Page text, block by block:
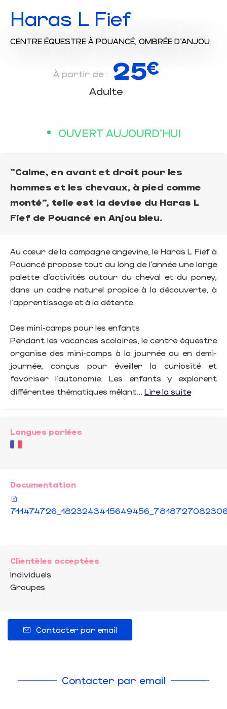
Haras L Fief
CENTRE ÉQUESTRE À POUANCÉ, OMBRÉE D'ANJOU
À partir de : 25€
Adulte
OUVERT AUJOURD'HUI
"Calme, en avant et droit pour les
hommes et les chevaux, à pied comme
monté", telle est la devise du Haras L
Fief de Pouancé en Anjou bleu.
Au cœur de la campagne angevine, le Haras L Fief à
Pouancé propose tout au long de l’année une large
palette d’activités autour du cheval et du poney,
dans un cadre naturel propice à la découverte, à
l’apprentissage et à la détente.
Des mini-camps pour les enfants
Pendant les vacances scolaires, le centre équestre
organise des mini-camps à la journée ou en demi-
journée, conçus pour éveiller la curiosité et
favoriser l’autonomie. Les enfants y explorent
différentes thématiques mêlant... Lire la suite
Langues parlées
Documentation
Clientèles acceptées
Individuels
Groupes
Contacter par email
Contacter par email